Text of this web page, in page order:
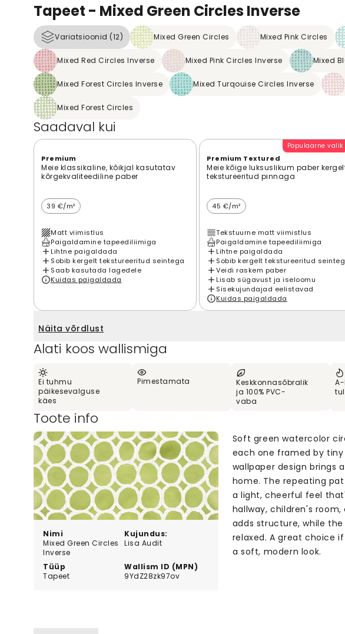
Tapeet - Mixed Green Circles Inverse
Variatsioonid (12) Mixed Green Circles Mixed Pink Circles
Mixed Red Circles Inverse Mixed Pink Circles Inverse Mixed
Mixed Forest Circles Inverse Mixed Turqouise Circles Inverse
Mixed Forest Circles
Saadaval kui
Premium
Meie klassikaline, kõikjal kasutatav
kõrgekvaliteediline paber
39 €/m²
Matt viimistlus
Paigaldamine tapeediliimiga
Lihtne paigaldada
Sobib kergelt tekstureeritud seintega
Saab kasutada lagedele
Kuidas paigaldada
Populaarne valik
Premium Textured
Meie kõige luksuslikum paber
tekstureeritud pinnaga
45 €/m²
Tekstuurne matt viimistlus
Paigaldamine tapeediliimiga
Lihtne paigaldada
Sobib kergelt tekstureeritud
Veidi raskem paber
Lisab sügavust ja iseloomu
Sisekujundajad eelistavad
Kuidas paigaldada
Näita võrdlust
Alati koos wallismiga
Ei tuhmu
päikesevalguse
käes
Pimestamata
Keskkonnasõbralik
ja 100% PVC-
vaba
Toote info
Nimi
Mixed Green Circles
Inverse
Kujundus:
Lisa Audit
Tüüp
Tapeet
Wallism ID (MPN)
9YdZ28zk97ov
Soft green watercolor
each one framed by
wallpaper design brings
home. The repeating
a light, cheerful feel
hallway, children's
adds structure, while
relaxed. A great choice
a soft, modern look.